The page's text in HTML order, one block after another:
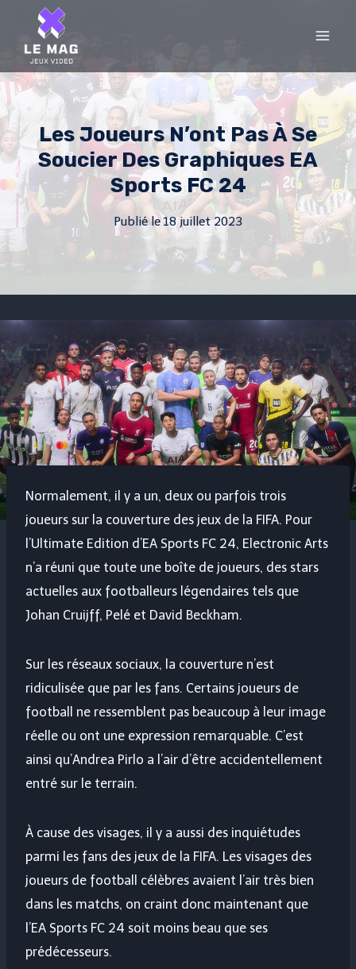
content
Les Joueurs N’ont Pas À Se
Soucier Des Graphiques EA
Sports FC 24
Publié le18 juillet 2023
Normalement, il y a un, deux ou parfois trois
joueurs sur la couverture des jeux de la FIFA. Pour
l’Ultimate Edition d’EA Sports FC 24, Electronic Arts
n’a réuni que toute une boîte de joueurs, des stars
actuelles aux footballeurs légendaires tels que
Johan Cruijff, Pelé et David Beckham.
Sur les réseaux sociaux, la couverture n’est
ridiculisée que par les fans. Certains joueurs de
football ne ressemblent pas beaucoup à leur image
réelle ou ont une expression remarquable. C’est
ainsi qu’Andrea Pirlo a l’air d’être accidentellement
entré sur le terrain.
À cause des visages, il y a aussi des inquiétudes
parmi les fans des jeux de la FIFA. Les visages des
joueurs de football célèbres avaient l’air très bien
dans les matchs, on craint donc maintenant que
l’EA Sports FC 24 soit moins beau que ses
prédécesseurs.